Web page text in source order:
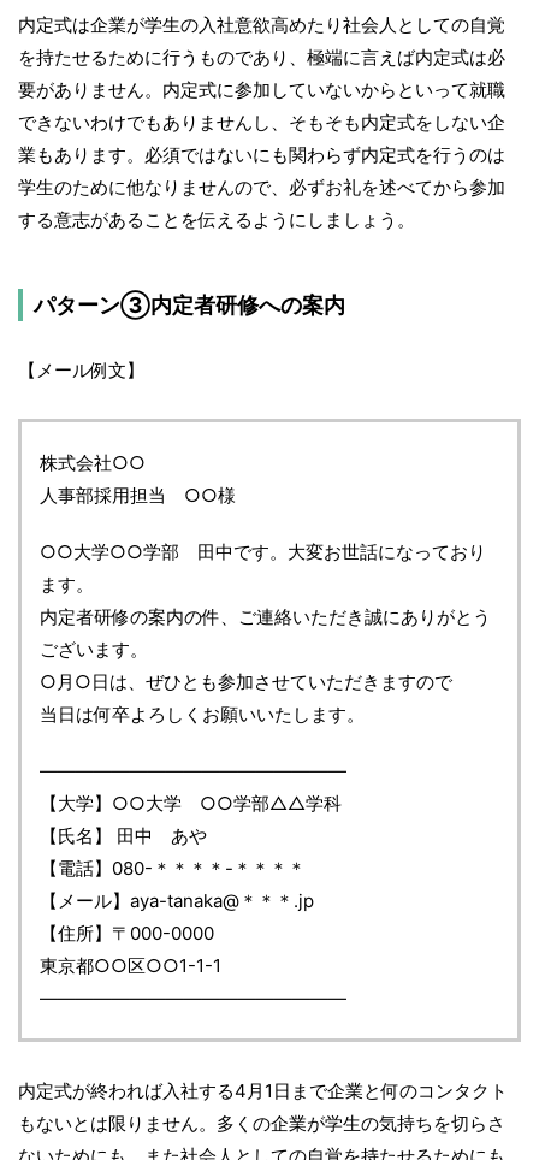
内定式は企業が学生の入社意欲高めたり社会人としての自覚
を持たせるために行うものであり、極端に言えば内定式は必
要がありません。内定式に参加していないからといって就職
できないわけでもありませんし、そもそも内定式をしない企
業もあります。必須ではないにも関わらず内定式を行うのは
学生のために他なりませんので、必ずお礼を述べてから参加
する意志があることを伝えるようにしましょう。
パターン③内定者研修への案内
【メール例文】
株式会社○○
人事部採用担当 ○○様
○○大学○○学部 田中です。大変お世話になっており
ます。
内定者研修の案内の件、ご連絡いただき誠にありがとう
ございます。
○月○日は、ぜひとも参加させていただきますので
当日は何卒よろしくお願いいたします。
―――――――――――――――――
【大学】○○大学 ○○学部△△学科
【氏名】 田中 あや
【電話】080-＊＊＊＊-＊＊＊＊
【メール】aya-tanaka@＊＊＊.jp
【住所】〒000-0000
東京都○○区○○1-1-1
―――――――――――――――――
内定式が終われば入社する4月1日まで企業と何のコンタクト
もないとは限りません。多くの企業が学生の気持ちを切らさ